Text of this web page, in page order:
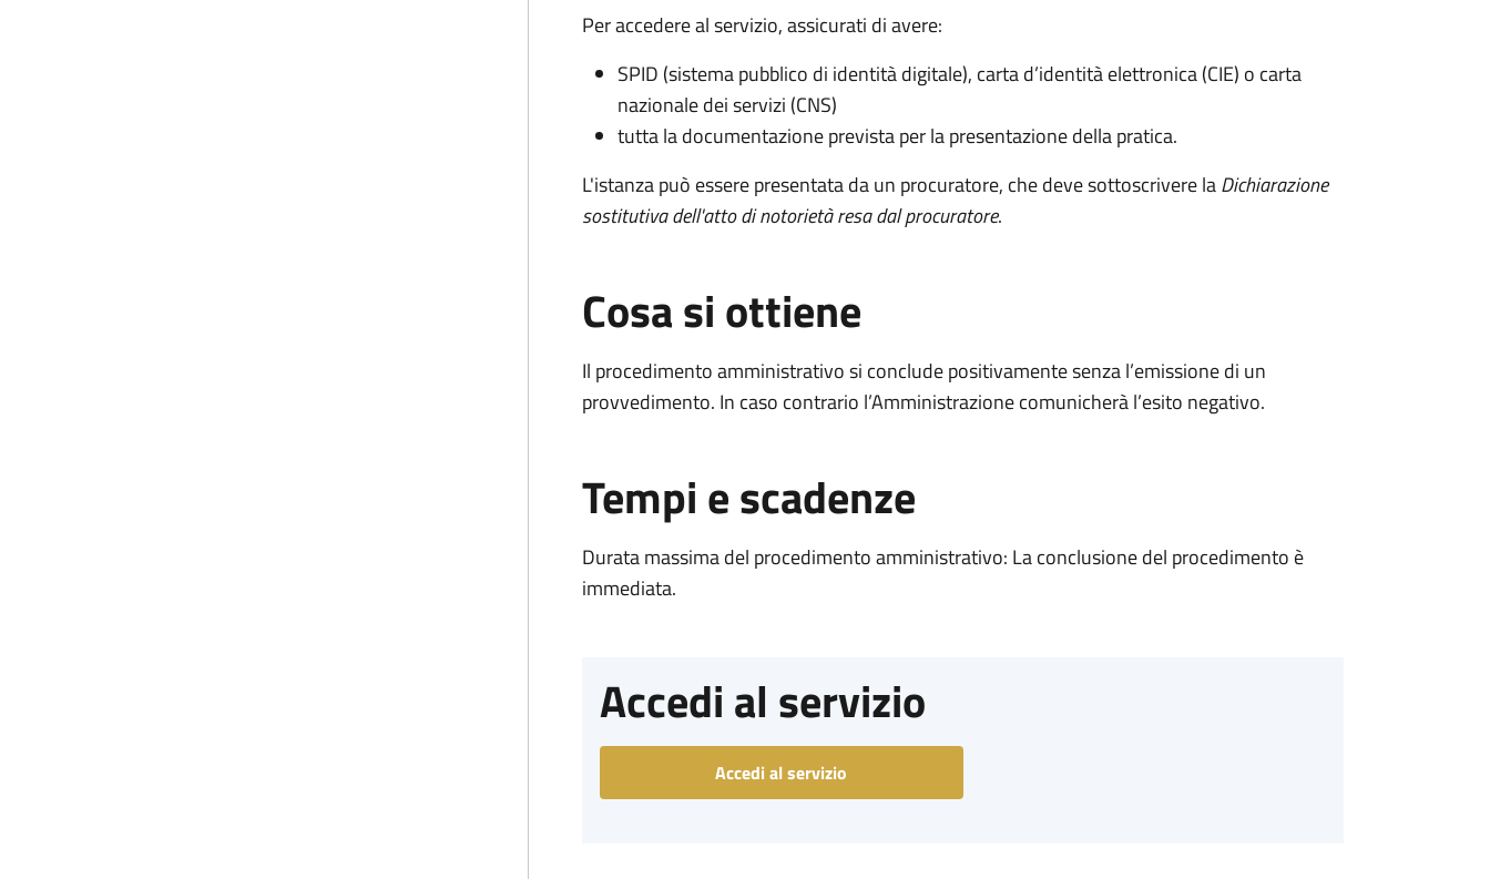
Per accedere al servizio, assicurati di avere:
SPID (sistema pubblico di identità digitale), carta d’identità elettronica (CIE) o carta
nazionale dei servizi (CNS)
tutta la documentazione prevista per la presentazione della pratica.
L'istanza può essere presentata da un procuratore, che deve sottoscrivere laDichiarazione
sostitutiva dell'atto di notorietà resa dal procuratore.
Cosa si ottiene
Il procedimento amministrativo si conclude positivamente senza l’emissione di un
provvedimento. In caso contrario l’Amministrazione comunicherà l’esito negativo.
Tempi e scadenze
Durata massima del procedimento amministrativo: La conclusione del procedimento è
immediata.
Accedi al servizio
Accedi al servizio